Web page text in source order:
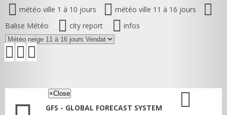
météo ville 1 à 10 jours
météo ville 11 à 16 jours
Balise Météo
city report infos
×Close
GFS - GLOBAL FORECAST SYSTEM